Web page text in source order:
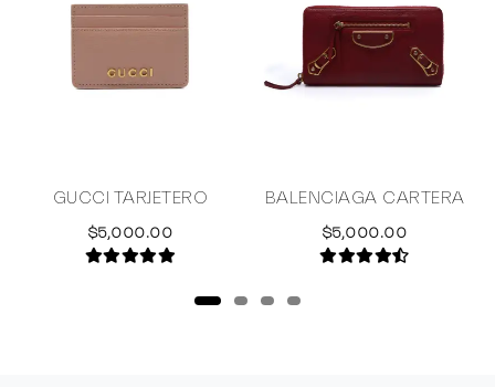
GUCCI TARJETERO
$5,000.00
BALENCIAGA CARTERA
$5,000.00